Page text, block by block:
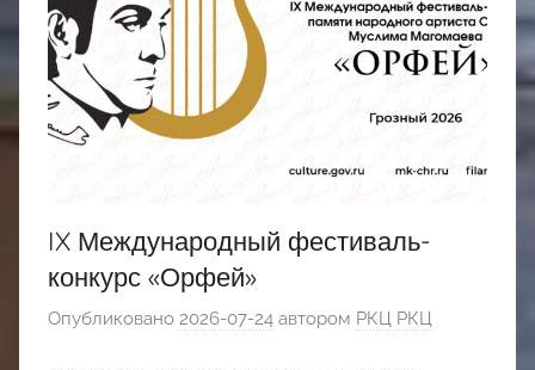
IX Международный фестиваль-
конкурс «Орфей»
Опубликовано 2026-07-24 автором РКЦ РКЦ